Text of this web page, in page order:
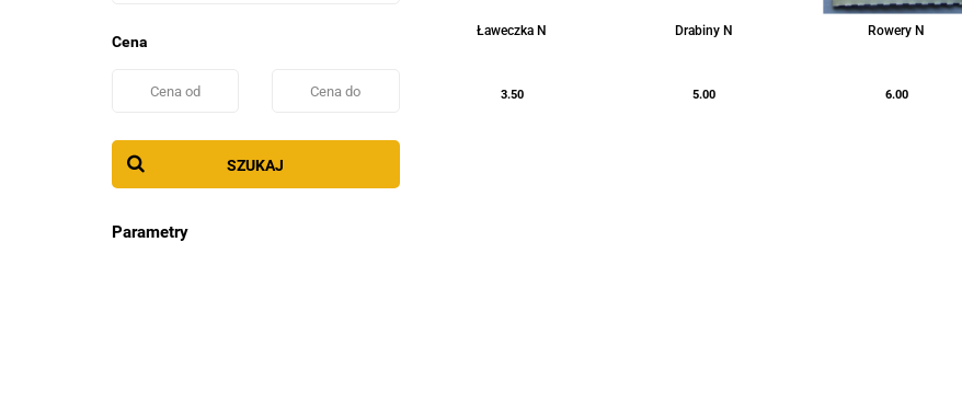
Cena
SZUKAJ
Parametry
Ławeczka N
3.50
Drabiny N
5.00
Rowery N
6.00